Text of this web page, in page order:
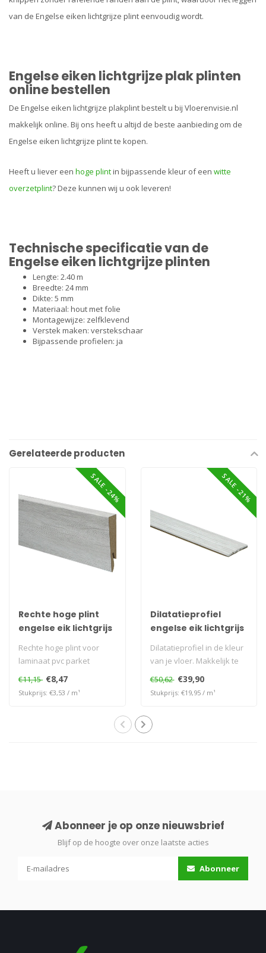
van de Engelse eiken lichtgrijze plint eenvoudig wordt.
Engelse eiken lichtgrijze plak plinten
online bestellen
De Engelse eiken lichtgrijze plakplint bestelt u bij Vloerenvisie.nl
makkelijk online. Bij ons heeft u altijd de beste aanbieding om de
Engelse eiken lichtgrijze plint te kopen.
Heeft u liever een hoge plintin bijpassende kleur of een witte
overzetplint? Deze kunnen wij u ook leveren!
Technische specificatie van de
Engelse eiken lichtgrijze plinten
Lengte: 2.40 m
Breedte: 24 mm
Dikte: 5 mm
Materiaal: hout met folie
Montagewijze: zelfklevend
Verstek maken: verstekschaar
Bijpassende profielen: ja
Gerelateerde producten
SALE -24%
Rechte hoge plint
engelse eik lichtgrijs
Rechte hoge plint voor
laminaat pvc parket
€11,15 €8,47
Stukprijs: €3,53 / m¹
SALE -21%
Dilatatieprofiel
engelse eik lichtgrijs
38 mm
Dilatatieprofiel in de kleur
van je vloer. Makkelijk te
plaatsen zonder te bore..
€50,62 €39,90
Stukprijs: €19,95 / m¹
Abonneer je op onze nieuwsbrief
Blijf op de hoogte over onze laatste acties
Abonneer